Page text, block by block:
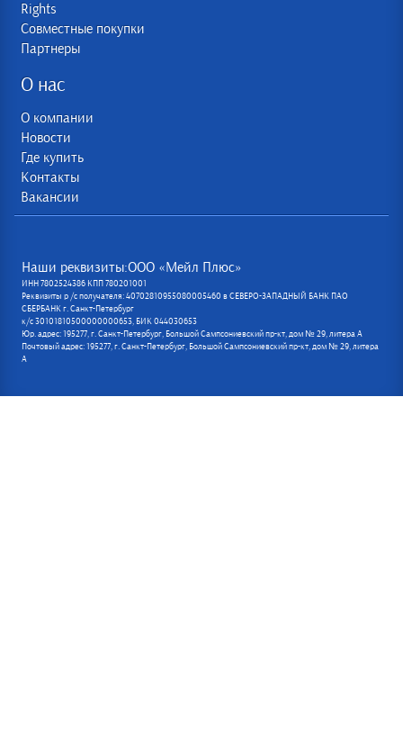
Rights
Совместные покупки
Партнеры
О нас
О компании
Новости
Где купить
Контакты
Вакансии
Наши реквизиты:ООО «Мейл Плюс»
ИНН 7802524386 КПП 780201001
Реквизиты р /с получателя: 40702810955080005460 в СЕВЕРО-ЗАПАДНЫЙ БАНК ПАО
СБЕРБАНК г. Санкт-Петербург
к/с 30101810500000000653, БИК 044030653
Юр. адрес: 195277, г. Санкт-Петербург, Большой Сампсониевский пр-кт, дом № 29, литера А
Почтовый адрес: 195277, г. Санкт-Петербург, Большой Сампсониевский пр-кт, дом № 29, литера
А